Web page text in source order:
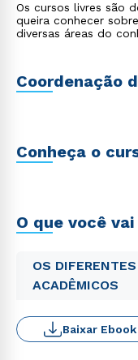
Os cursos livres são
queira conhecer
diversas áreas do
Coordenação
Conheça o
O que você
OS
ACADÊMICOS
Baixar Ebook